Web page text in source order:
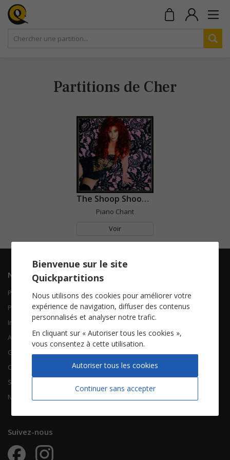
Partitions de Cher
The Shoop Shoop Song (It's In His Kiss)
Piano Chant
Voir
Navigation
Piano Chant
Piano Solo
Instruments solistes
Accordéon
Guitare
Chorales
Songbooks
Nouvelles partitions
Contactez-nous
Qui sommes-nous
FAQ
À propos
CGV
Mentions légales
Vie privée
Suivez-nous
Bienvenue sur le site
Quickpartitions
Nous utilisons des cookies pour améliorer votre
expérience de navigation, diffuser des contenus
personnalisés et analyser notre trafic.
En cliquant sur « Autoriser tous les cookies »,
vous consentez à cette utilisation.
Continuer sans accepter
Autoriser tous les cookies